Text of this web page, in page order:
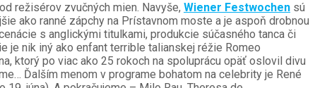
režisérov zvučných mien. Navyše, Wiener Festwochen sú
ako ranné zápchy na Prístavnom moste a je aspoň drobnou
s anglickými titulkami, produkcie súčasného tanca či
je nik iný ako enfant terrible talianskej réžie Romeo
ktorý po viac ako 25 rokoch na spoluprácu opäť oslovil divu
Ďalším menom v programe bohatom na celebrity je René